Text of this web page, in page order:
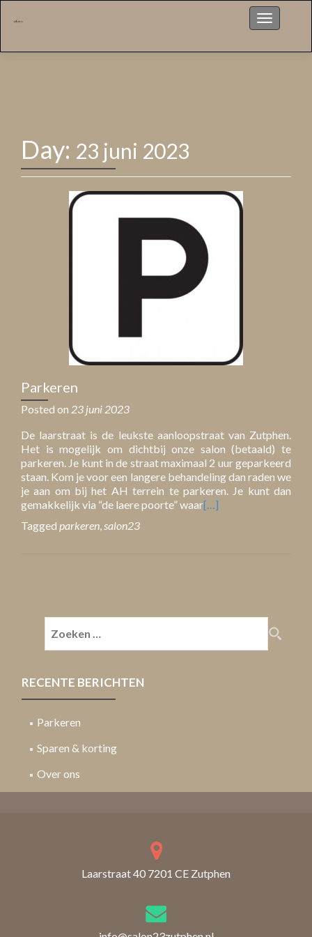
Menu
Day: 23 juni 2023
Parkeren
Posted on 23 juni 2023
De laarstraat is de leukste aanloopstraat van Zutphen.
Het is mogelijk om dichtbij onze salon (betaald) te
parkeren. Je kunt in de straat maximaal 2 uur geparkeerd
staan. Kom je voor een langere behandeling dan raden we
je aan om bij het AH terrein te parkeren. Je kunt dan
gemakkelijk via “de laere poorte” waar[…]
Tagged parkeren,salon23
navigation
naar:
RECENTE BERICHTEN
Parkeren
Sparen & korting
Over ons
Laarstraat 40 7201 CE Zutphen